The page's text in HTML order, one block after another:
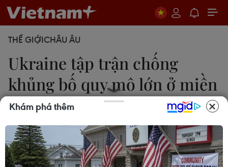
THẾ GIỚICHÂU ÂU
Ukraine tập trận chống
khủng bố quy mô lớn ở miền
Nam
Thúc Anh
17/06/2021 07:47
Khám phá thêm